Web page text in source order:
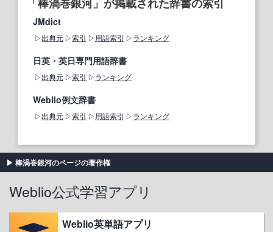
JMdict
出典元 索引 用語索引 ランキング
日英・英日専門用語辞書
出典元 索引 ランキング
Weblio例文辞書
出典元 索引 用語索引 ランキング
棒渦巻銀河のページの著作権
Weblio公式学習アプリ
Weblio英単語アプリ